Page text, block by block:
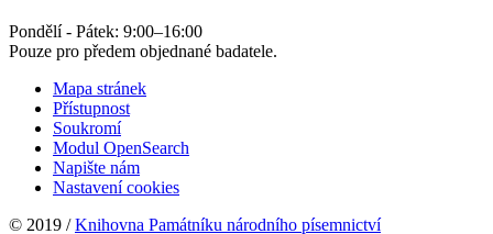
Pondělí - Pátek: 9:00–16:00
Pouze pro předem objednané badatele.
Mapa stránek
Přístupnost
Soukromí
Modul OpenSearch
Napište nám
Nastavení cookies
© 2019 /Knihovna Památníku národního písemnictví